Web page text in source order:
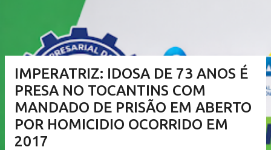
IMPERATRIZ: IDOSA DE 73 ANOS É
PRESA NO TOCANTINS COM
MANDADO DE PRISÃO EM ABERTO
POR HOMICIDIO OCORRIDO EM
2017